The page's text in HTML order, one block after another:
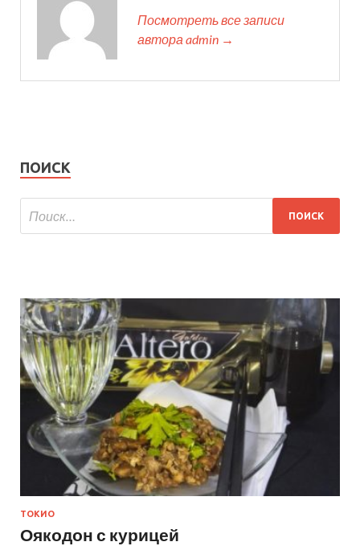
Посмотреть все записи
автора admin →
ПОИСК
ТОКИО
Оякодон с курицей